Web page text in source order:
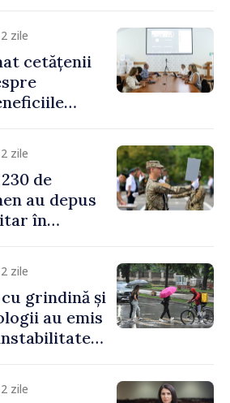
zile
cetățenii
zile
de
au depus
în
zile
grindină și
au emis
zile